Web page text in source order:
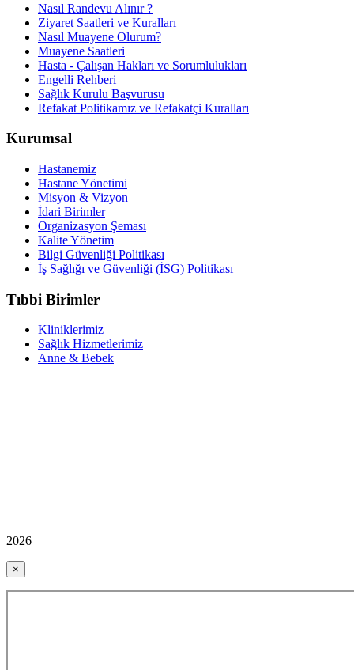
Nasıl Randevu Alınır ?
Ziyaret Saatleri ve Kuralları
Nasıl Muayene Olurum?
Muayene Saatleri
Hasta - Çalışan Hakları ve Sorumlulukları
Engelli Rehberi
Sağlık Kurulu Başvurusu
Refakat Politikamız ve Refakatçi Kuralları
Kurumsal
Hastanemiz
Hastane Yönetimi
Misyon & Vizyon
İdari Birimler
Organizasyon Şeması
Kalite Yönetim
Bilgi Güvenliği Politikası
İş Sağlığı ve Güvenliği (İSG) Politikası
Tıbbi Birimler
Kliniklerimiz
Sağlık Hizmetlerimiz
Anne & Bebek
2026
×